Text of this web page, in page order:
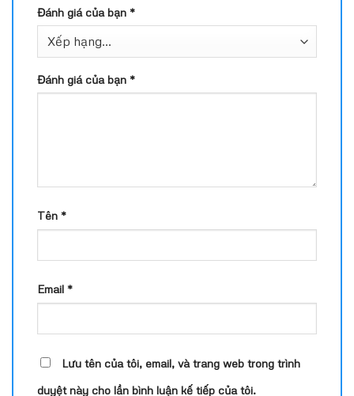
Đánh giá của bạn *
Đánh giá của bạn *
Tên *
Email *
Lưu tên của tôi, email, và trang web trong trình
duyệt này cho lần bình luận kế tiếp của tôi.